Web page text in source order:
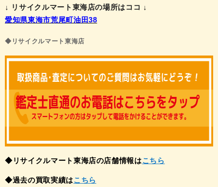
↓ リサイクルマート東海店の場所はココ ↓
愛知県東海市荒尾町油田38
◆リサイクルマート 東海店
◆リサイクルマート東海店の店舗情報はこちら
◆過去の買取実績はこちら